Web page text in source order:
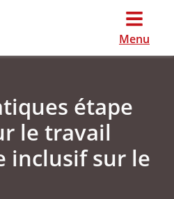
Menu
étape
le travail
inclusif sur le